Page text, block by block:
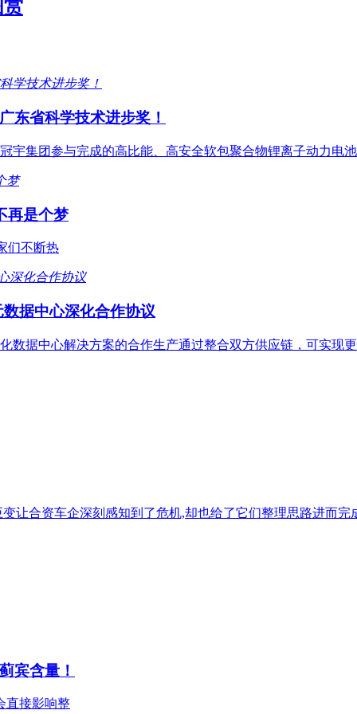
赏
东省科学技术进步奖！
宇集团参与完成的高比能、高安全软包聚合物锂离子动力电
再是个梦
们不断热
数据中心深化合作协议
数据中心解决方案的合作生产通过整合双方供应链，可实现
让合资车企深刻感知到了危机,却也给了它们整理思路进而完
宾含量！
直接影响整